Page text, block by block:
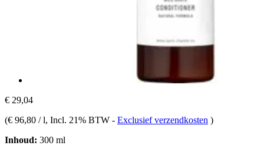
€ 29,04
(€ 96,80 / l, Incl. 21% BTW - Exclusief verzendkosten )
Inhoud: 300 ml